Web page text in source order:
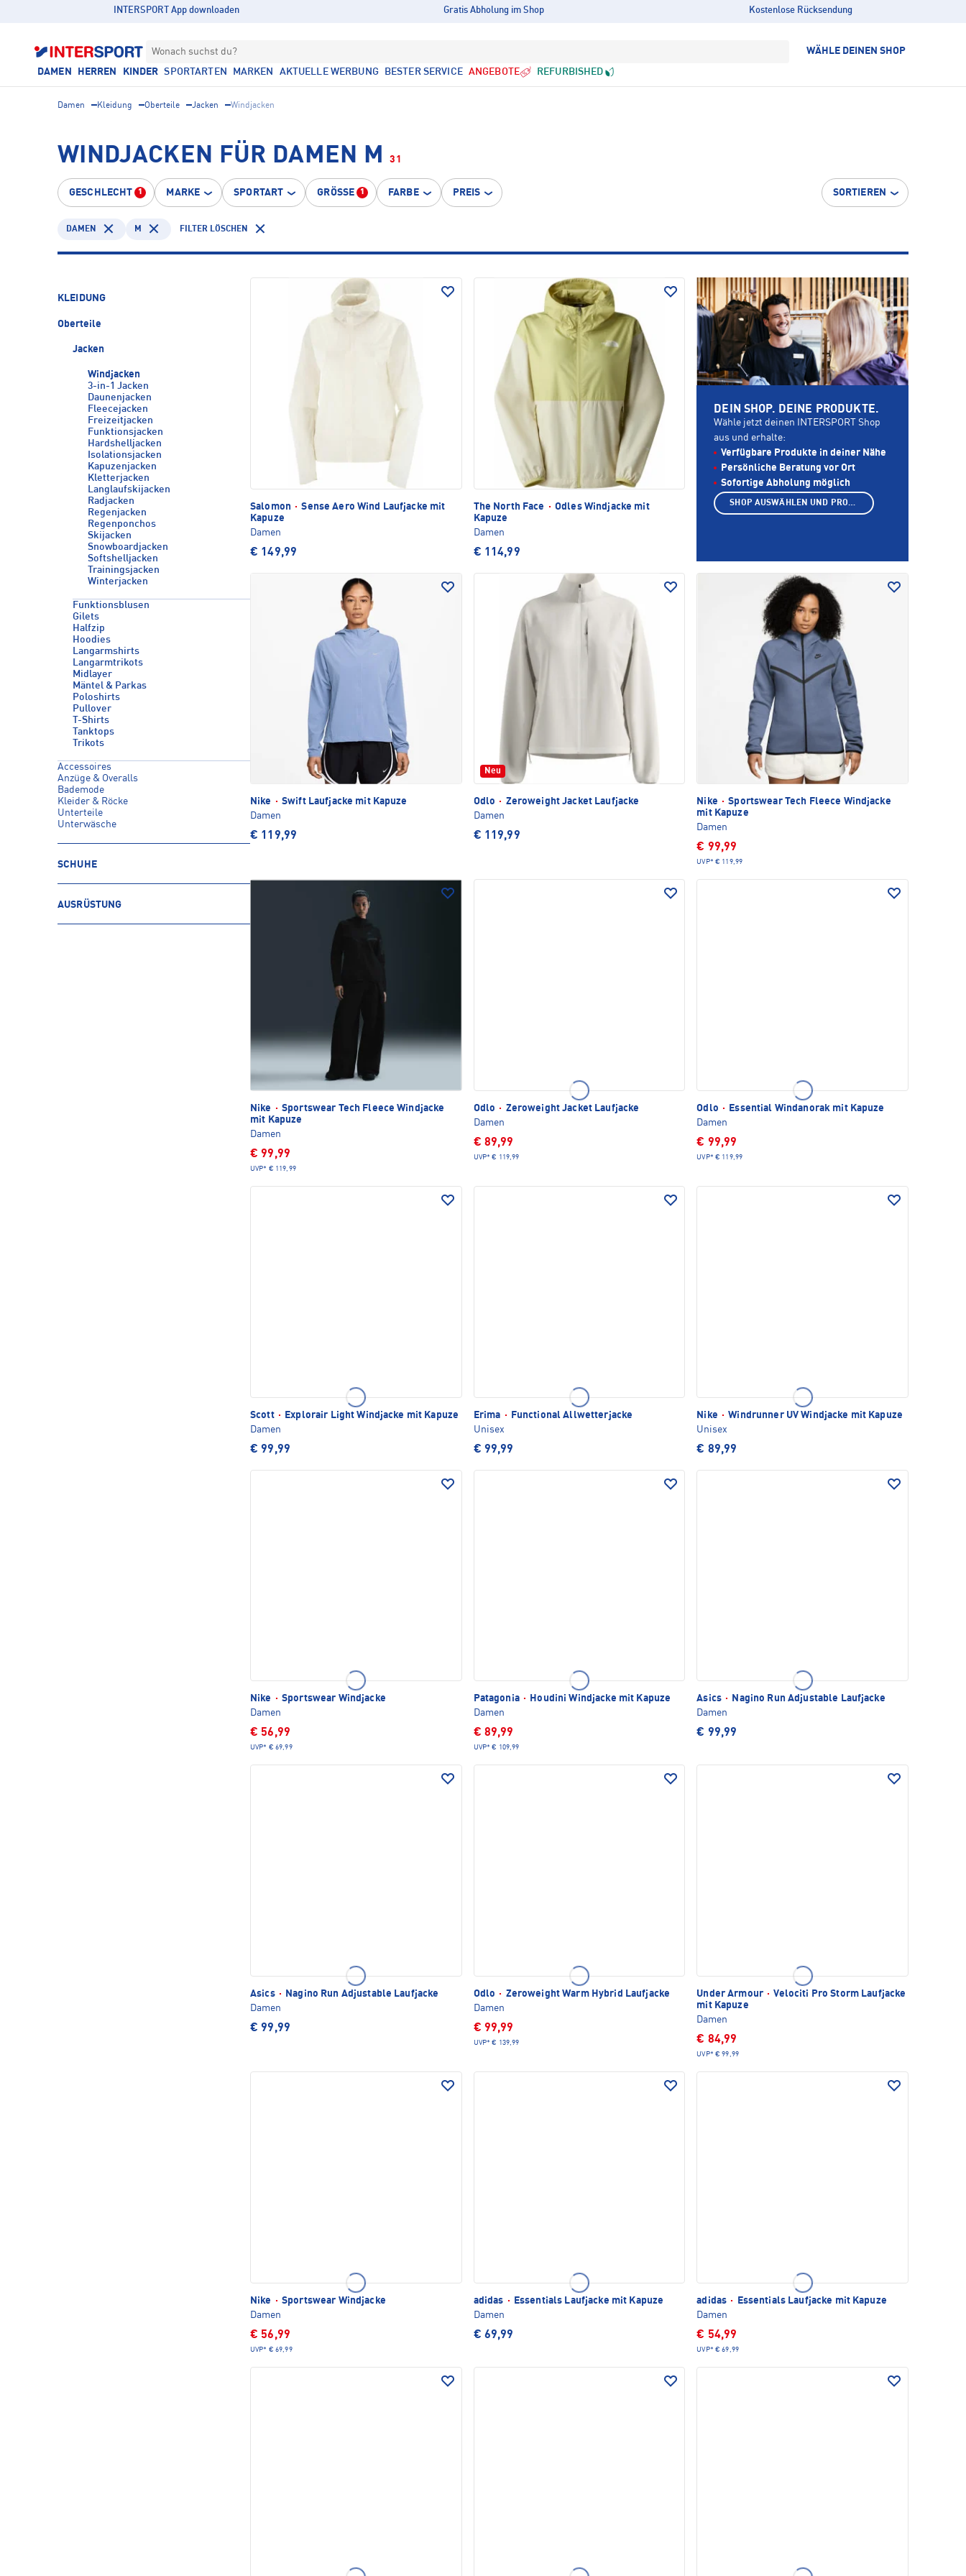
INTERSPORT App downloaden Gratis Abholung im Shop Kostenlose Rücksendung
Wonach suchst du? WÄHLE DEINEN SHOP
DAMEN HERREN KINDER SPORTARTEN MARKEN AKTUELLE WERBUNG BESTER SERVICE ANGEBOTE REFURBISHED
Damen Kleidung Oberteile Jacken Windjacken
WINDJACKEN FÜR DAMEN M 31
GESCHLECHT 1 MARKE SPORTART GRÖSSE 1 FARBE PREIS SORTIEREN
DAMEN M FILTER LÖSCHEN
KLEIDUNG
Oberteile
Jacken
Windjacken
3-in-1 Jacken
Daunenjacken
Fleecejacken
Freizeitjacken
Funktionsjacken
Hardshelljacken
Isolationsjacken
Kapuzenjacken
Kletterjacken
Langlaufskijacken
Radjacken
Regenjacken
Regenponchos
Skijacken
Snowboardjacken
Softshelljacken
Trainingsjacken
Winterjacken
Funktionsblusen
Gilets
Halfzip
Hoodies
Langarmshirts
Langarmtrikots
Midlayer
Mäntel & Parkas
Poloshirts
Pullover
T-Shirts
Tanktops
Trikots
Accessoires
Anzüge & Overalls
Bademode
Kleider & Röcke
Unterteile
Unterwäsche
SCHUHE
AUSRÜSTUNG
Salomon · Sense Aero Wind Laufjacke mit
Kapuze
Damen
€ 149,99
The North Face · Odles Windjacke mit
Kapuze
Damen
€ 114,99
Nike · Swift Laufjacke mit Kapuze
Damen
€ 119,99
Neu
Odlo · Zeroweight Jacket Laufjacke
Damen
€ 119,99
Nike · Sportswear Tech Fleece Windjacke
mit Kapuze
Damen
€ 99,99
UVP* € 119,99
Nike · Sportswear Tech Fleece Windjacke
mit Kapuze
Damen
€ 99,99
UVP* € 119,99
Odlo · Zeroweight Jacket Laufjacke
Damen
€ 89,99
UVP* € 119,99
Odlo ·
Essential Windanorak mit Kapuze
Damen
€ 99,99
UVP* € 119,99
Scott ·
Explorair Light Windjacke mit Kapuze
Damen
€ 99,99
Erima ·
Functional Allwetterjacke
Unisex
€ 99,99
Nike · Windrunner UV Windjacke mit Kapuze
Unisex
€ 89,99
Nike · Sportswear Windjacke
Damen
€ 56,99
UVP* € 69,99
Patagonia ·
Houdini Windjacke mit Kapuze
Damen
€ 89,99
UVP* € 109,99
Asics ·
Nagino Run Adjustable Laufjacke
Damen
€ 99,99
Asics ·
Nagino Run Adjustable Laufjacke
Damen
€ 99,99
Odlo · Zeroweight Warm Hybrid Laufjacke
Damen
€ 99,99
UVP* € 139,99
Under Armour · Velociti Pro Storm Laufjacke
mit Kapuze
Damen
€ 84,99
UVP* € 99,99
Nike · Sportswear Windjacke
Damen
€ 56,99
UVP* € 69,99
adidas ·
Essentials Laufjacke mit Kapuze
Damen
€ 69,99
adidas ·
Essentials Laufjacke mit Kapuze
Damen
€ 54,99
UVP* € 69,99
DEIN SHOP. DEINE PRODUKTE.
Wähle jetzt deinen INTERSPORT Shop
aus und erhalte:
Verfügbare Produkte in deiner Nähe
Persönliche Beratung vor Ort
Sofortige Abholung möglich
SHOP AUSWÄHLEN UND PRODUKTE ANZEIGEN